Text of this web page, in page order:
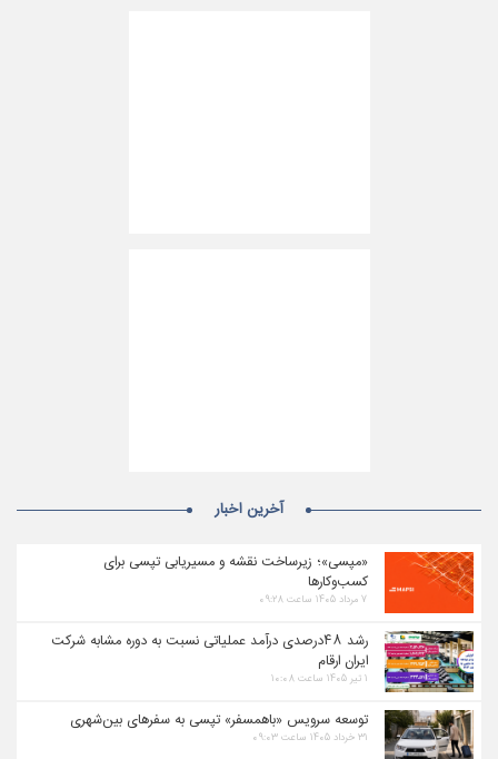
آخرین اخبار
«مپسی»؛ زیرساخت نقشه و مسیریابی تپسی برای
کسب‌وکارها
۷ مرداد ۱۴۰۵ ساعت ۰۹:۲۸
رشد ۴۸درصدی درآمد عملیاتی نسبت به دوره مشابه شرکت
ایران ارقام
۱ تیر ۱۴۰۵ ساعت ۱۰:۰۸
توسعه سرویس «باهمسفر» تپسی به سفرهای بین‌شهری
۳۱ خرداد ۱۴۰۵ ساعت ۰۹:۰۳